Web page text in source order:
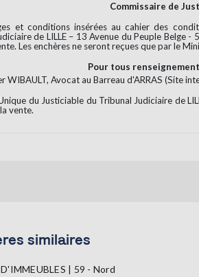
Commissaire de
et conditions insérées au cahier des
de LILLE – 13 Avenue du Peuple Belge
Les enchères ne seront reçues que par le
Pour tous
WIBAULT, Avocat au Barreau d'ARRAS (Site
du Justiciable du Tribunal Judiciaire de
vente.
similaires
| 59 - Nord